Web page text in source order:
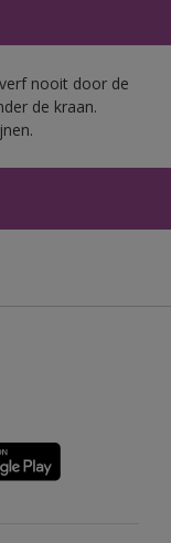
nooit door de
de kraan.